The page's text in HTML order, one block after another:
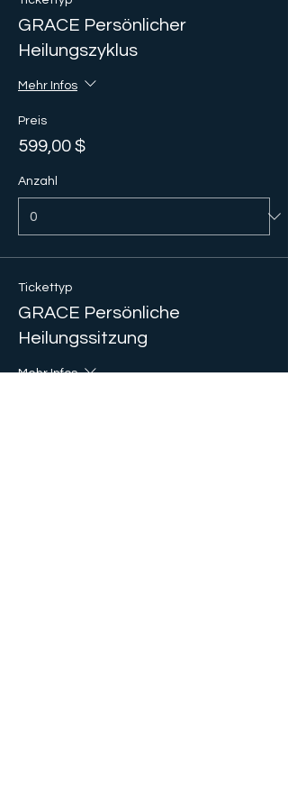
GRACE Persönlicher
Heilungszyklus
Mehr Infos
Preis
599,00 $
Anzahl
Tickettyp
GRACE Persönliche
Heilungssitzung
Mehr Infos